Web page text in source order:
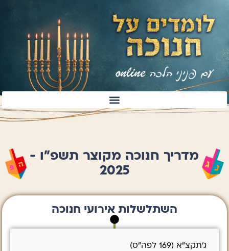
מדריך חנוכה מקוצר תשפ"ו -
2025
השתלשלות אירועי חנוכה
ג’תקצ”א (169 לפה”ס)